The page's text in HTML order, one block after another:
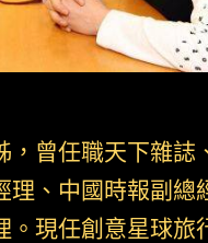
，曾任職天下雜誌
理、中國時報副總
。現任創意星球旅